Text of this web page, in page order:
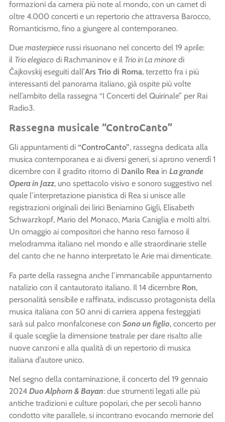
formazioni da camera più note al mondo, con un carnet di
oltre 4.000 concerti e un repertorio che attraversa Barocco,
Romanticismo, fino a giungere al contemporaneo.
Due masterpiece russi risuonano nel concerto del 19 aprile:
il Trio elegiaco di Rachmaninov e il Trio in La minore di
Čajkovskij eseguiti dall’Ars Trio di Roma, terzetto fra i più
interessanti del panorama italiano, già ospite più volte
nell’ambito della rassegna “I Concerti del Quirinale” per Rai
Radio3.
Rassegna musicale “ControCanto”
Gli appuntamenti di “ControCanto”, rassegna dedicata alla
musica contemporanea e ai diversi generi, si aprono venerdì 1
dicembre con il gradito ritorno di Danilo Rea in La grande
Opera in Jazz, uno spettacolo visivo e sonoro suggestivo nel
quale l’interpretazione pianistica di Rea si unisce alle
registrazioni originali dei lirici Beniamino Gigli, Elisabeth
Schwarzkopf, Mario del Monaco, Maria Caniglia e molti altri.
Un omaggio ai compositori che hanno reso famoso il
melodramma italiano nel mondo e alle straordinarie stelle
del canto che ne hanno interpretato le Arie mai dimenticate.
Fa parte della rassegna anche l’immancabile appuntamento
natalizio con il cantautorato italiano. Il 14 dicembre Ron,
personalità sensibile e raffinata, indiscusso protagonista della
musica italiana con 50 anni di carriera appena festeggiati
sarà sul palco monfalconese con Sono un figlio, concerto per
il quale sceglie la dimensione teatrale per dare risalto alle
nuove canzoni e alla qualità di un repertorio di musica
italiana d’autore unico.
Nel segno della contaminazione, il concerto del 19 gennaio
2024 Duo Alphorn & Bayan: due strumenti legati alle più
antiche tradizioni e culture popolari, che per secoli hanno
condotto vite parallele, si incontrano evocando memorie del